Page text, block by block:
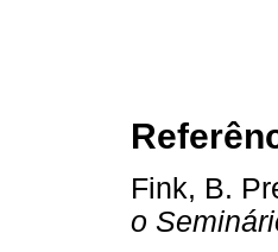
Fink, B.
o